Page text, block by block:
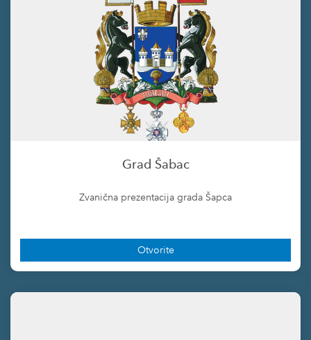
Grad Šabac
Zvanična prezentacija grada Šapca
Otvorite